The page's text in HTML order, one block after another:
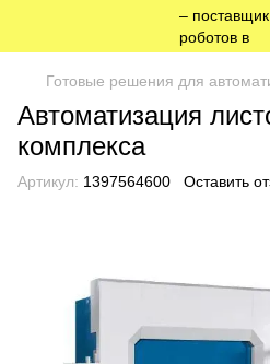
Готовые решения для
Автоматизация
комплекса
Артикул: 1397564600 Оставить